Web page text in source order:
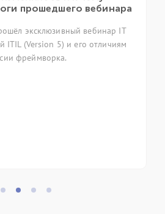
прошедшего вебинара
эксклюзивный вебинар IT
ITIL (Version 5) и его отличиям
фреймворка.